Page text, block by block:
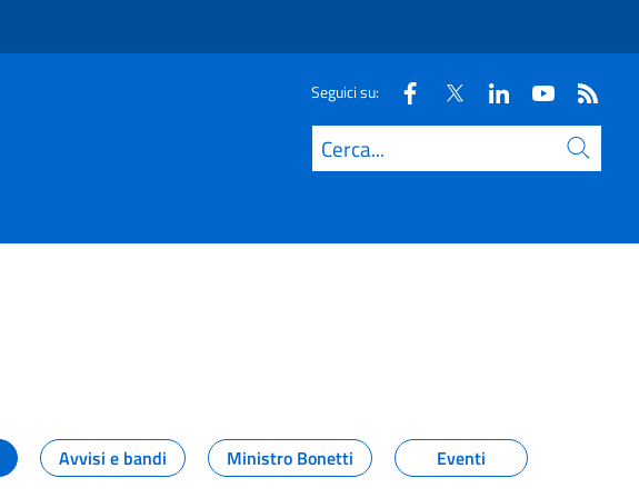
Seguici su:
Cerca
Avvisi e bandi Ministro Bonetti
Eventi